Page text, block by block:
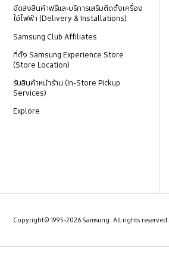
จัดส่งสินค้าฟรีและบริการเสริมติดตั้งเครื่อง
ใช้ไฟฟ้า (Delivery & Installations)
Samsung Club Affiliates
ที่ตั้ง Samsung Experience Store
(Store Location)
รับสินค้าหน้าร้าน (In-Store Pickup
Services)
Explore
Copyright© 1995-2026 Samsung. All rights reserved.